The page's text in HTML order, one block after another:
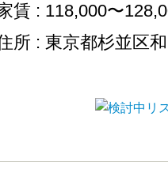
賃 : 118,000〜
所 : 東京都杉並区